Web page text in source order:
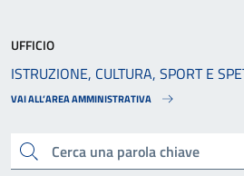
Cerca una parola chiave
UFFICIO
ISTRUZIONE, CULTURA, SPORT E
VAI ALL’AREA AMMINISTRATIVA